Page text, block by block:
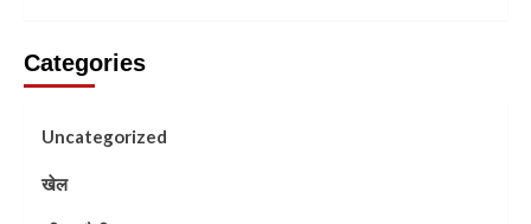
Categories
Uncategorized
खेल